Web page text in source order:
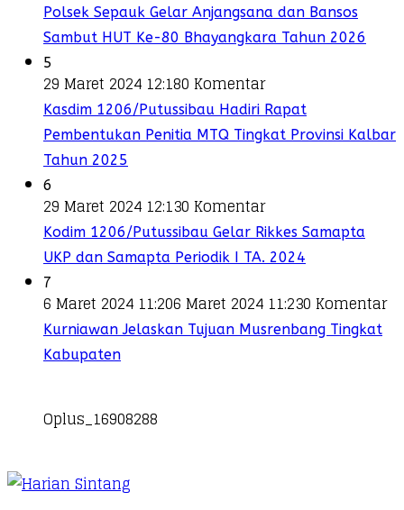
Polsek Sepauk Gelar Anjangsana dan Bansos
Sambut HUT Ke-80 Bhayangkara Tahun 2026
5
29 Maret 2024 12:180 Komentar
Kasdim 1206/Putussibau Hadiri Rapat
Pembentukan Penitia MTQ Tingkat Provinsi Kalbar
Tahun 2025
6
29 Maret 2024 12:130 Komentar
Kodim 1206/Putussibau Gelar Rikkes Samapta
UKP dan Samapta Periodik I TA. 2024
7
6 Maret 2024 11:206 Maret 2024 11:230 Komentar
Kurniawan Jelaskan Tujuan Musrenbang Tingkat
Kabupaten
Oplus_16908288